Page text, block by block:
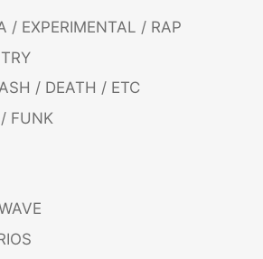
/ EXPERIMENTAL / RAP
/ DEATH / ETC
FUNK